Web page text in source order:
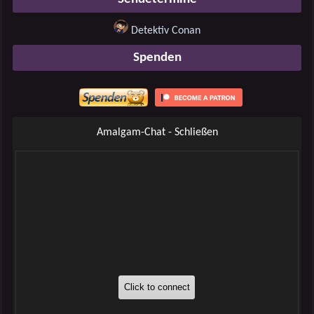
Detektiv Conan
Spenden
Amalgam-Chat - Schließen